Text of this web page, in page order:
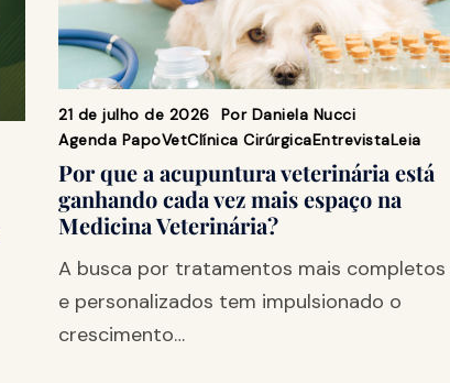
21 de julho de 2026 Por Daniela Nucci
Agenda PapoVetClínica CirúrgicaEntrevistaLeia
Por que a acupuntura veterinária está
ganhando cada vez mais espaço na
Medicina Veterinária?
A busca por tratamentos mais completos
e personalizados tem impulsionado o
crescimento…